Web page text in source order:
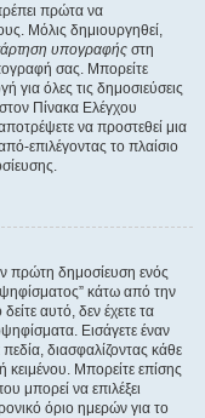
πρώτα να
Μόλις δημιουργηθεί,
υπογραφής στη
σας. Μπορείτε
όλες τις δημοσιεύσεις
Πίνακα Ελέγχου
να προστεθεί μια
επιλέγοντας το πλαίσιο
πρώτη δημοσίευση ενός
κάτω από την
αυτό, δεν έχετε τα
Εισάγετε έναν
διασφαλίζοντας κάθε
κειμένου. Μπορείτε επίσης
μπορεί να επιλέξει
όριο ημερών για το